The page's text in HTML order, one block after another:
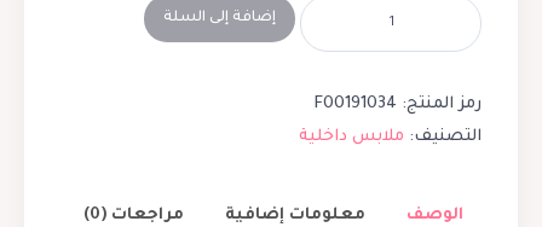
إضافة إلى السلة
رمز المنتج: F00191034
التصنيف: ملابس داخلية
الوصف معلومات إضافية مراجعات (0)